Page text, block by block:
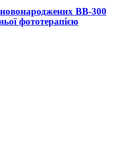
BB-300
фототерапією